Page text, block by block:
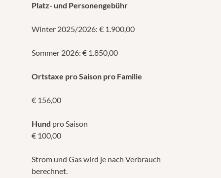
Platz- und Personengebühr
Winter 2025/2026: € 1.900,00
Sommer 2026: € 1.850,00
Ortstaxe pro Saison pro Familie
€ 156,00
Hund pro Saison
€ 100,00
Strom und Gas wird je nach Verbrauch
berechnet.